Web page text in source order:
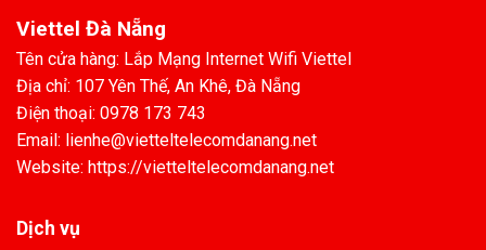
Viettel Đà Nẵng
Tên cửa hàng: Lắp Mạng Internet Wifi Viettel
Địa chỉ: 107 Yên Thế, An Khê, Đà Nẵng
Điện thoại: 0978 173 743
Email: lienhe@vietteltelecomdanang.net
Website: https://vietteltelecomdanang.net
Dịch vụ